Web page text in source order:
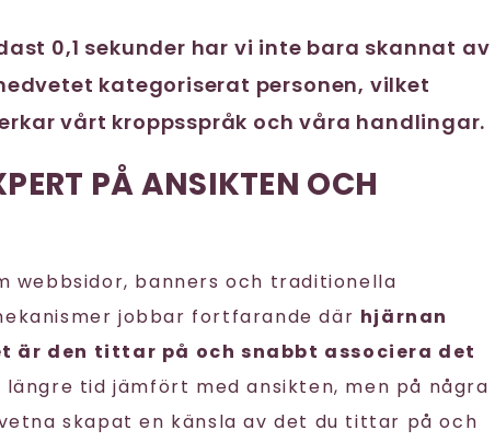
0,1 sekunder har vi inte bara skannat av
kategoriserat personen, vilket
vårt kroppsspråk och våra handlingar.
PÅ ANSIKTEN OCH
webbsidor, banners och traditionella
jobbar fortfarande där hjärnan
är den tittar på och snabbt associera det
tid jämfört med ansikten, men på några
skapat en känsla av det du tittar på och